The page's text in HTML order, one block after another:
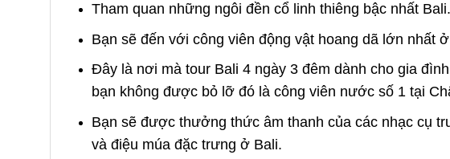
Tham quan những ngôi đền cổ linh thiêng bậc nhất Bali.
Bạn sẽ đến với công viên động vật hoang dã lớn nhất
Đây là nơi mà tour Bali 4 ngày 3 đêm dành cho gia
bạn không được bỏ lỡ đó là công viên nước số 1 tại
Bạn sẽ được thưởng thức âm thanh của các nhạc cụ
và điệu múa đặc trưng ở Bali.